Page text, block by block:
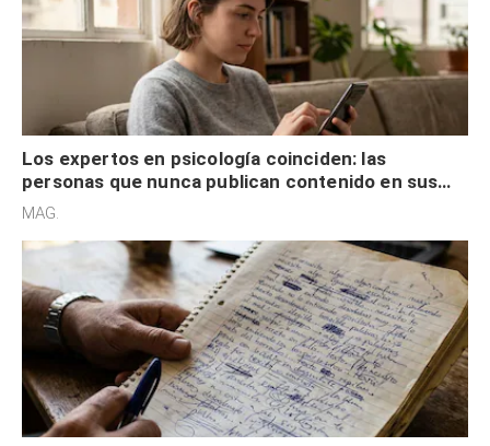
Los expertos en psicología coinciden: las
personas que nunca publican contenido en sus
redes sociales no pretenden buscar validación
MAG.